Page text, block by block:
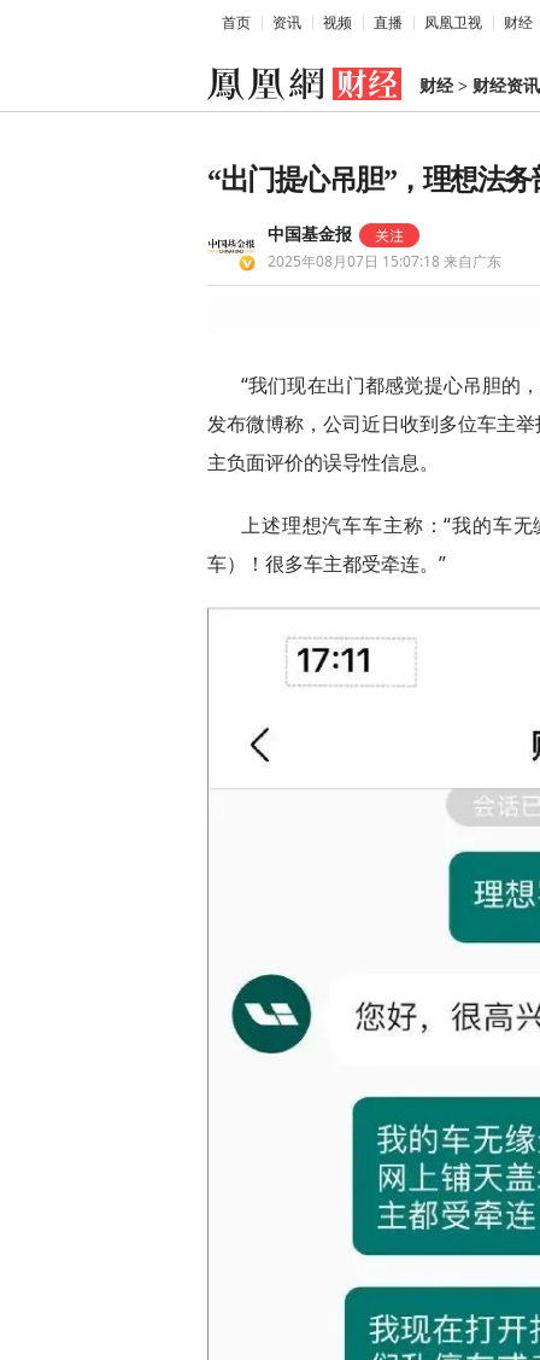
首页 资讯 视频 直播 凤凰卫视 财经
财经> 财经资讯
“出门提心吊胆”，理想法
中国基金报
2025年08月07日 15:07:18 来自广东
“我们现在出门都感觉提心吊胆的
发布微博称，公司近日收到多位车主
主负面评价的误导性信息。
上述理想汽车车主称：“我的车
车）！很多车主都受牵连。”